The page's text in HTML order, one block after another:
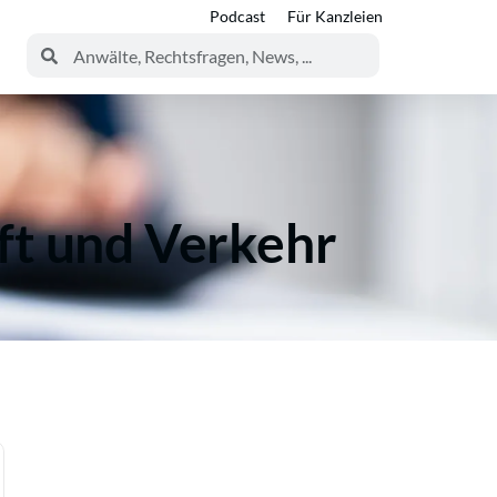
Podcast Für Kanzleien
und Verkehr